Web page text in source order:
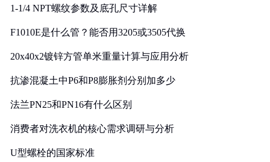
1-1/4 NPT螺纹参数及底孔尺寸详解
F1010E是什么管？能否用3205或3505代换
20x40x2镀锌方管单米重量计算与应用分析
抗渗混凝土中P6和P8膨胀剂分别加多少
法兰PN25和PN16有什么区别
消费者对洗衣机的核心需求调研与分析
U型螺栓的国家标准